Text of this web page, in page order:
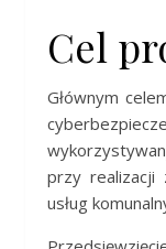
Cel
Głównym
przy realizacji
usług